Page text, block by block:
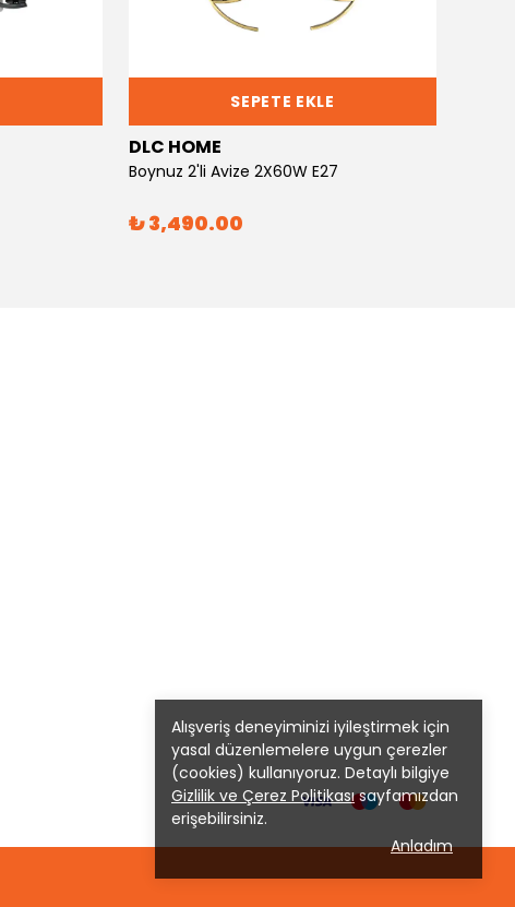
Alışveriş deneyiminizi iyileştirmek için
yasal düzenlemelere uygun çerezler
(cookies) kullanıyoruz. Detaylı bilgiye
Gizlilik ve Çerez Politikasısayfamızdan
erişebilirsiniz.
Anladım
SEPETE EKLE
DLC HOME
Boynuz 2'li Avize 2X60W E27
₺ 3,490.00